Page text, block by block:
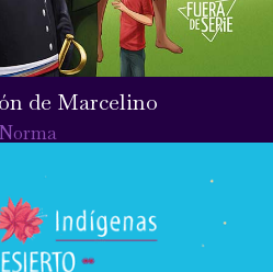
de Marcelino
Norma